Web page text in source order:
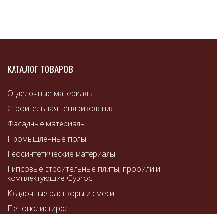
КАТАЛОГ ТОВАРОВ
Отделочные материалы
Строительная теплоизоляция
Фасадные материалы
Промышленные полы
Геосинтетические материалы
Гипсовые строительные плиты, профили и
комплектующие Gyproc
Кладочные растворы и смеси
Пенополистирол